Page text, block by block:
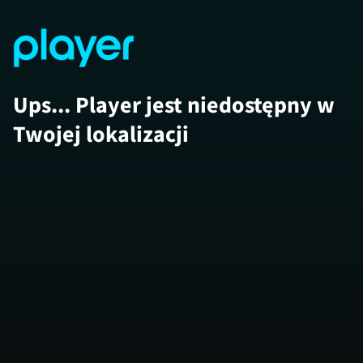
Ups... Player jest niedostępny w
Twojej lokalizacji